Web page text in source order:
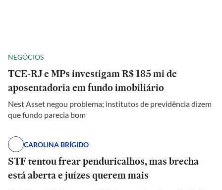
NEGÓCIOS
TCE-RJ e MPs investigam R$ 185 mi de
aposentadoria em fundo imobiliário
Nest Asset negou problema; institutos de previdência dizem
que fundo parecia bom
CAROLINA BRÍGIDO
STF tentou frear penduricalhos, mas brecha
está aberta e juízes querem mais